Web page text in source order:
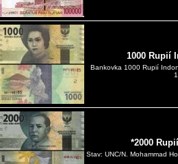
1000 Rupií
Bankovka 1000 Rupií
*2000
Stav: UNC/N. Mohammad